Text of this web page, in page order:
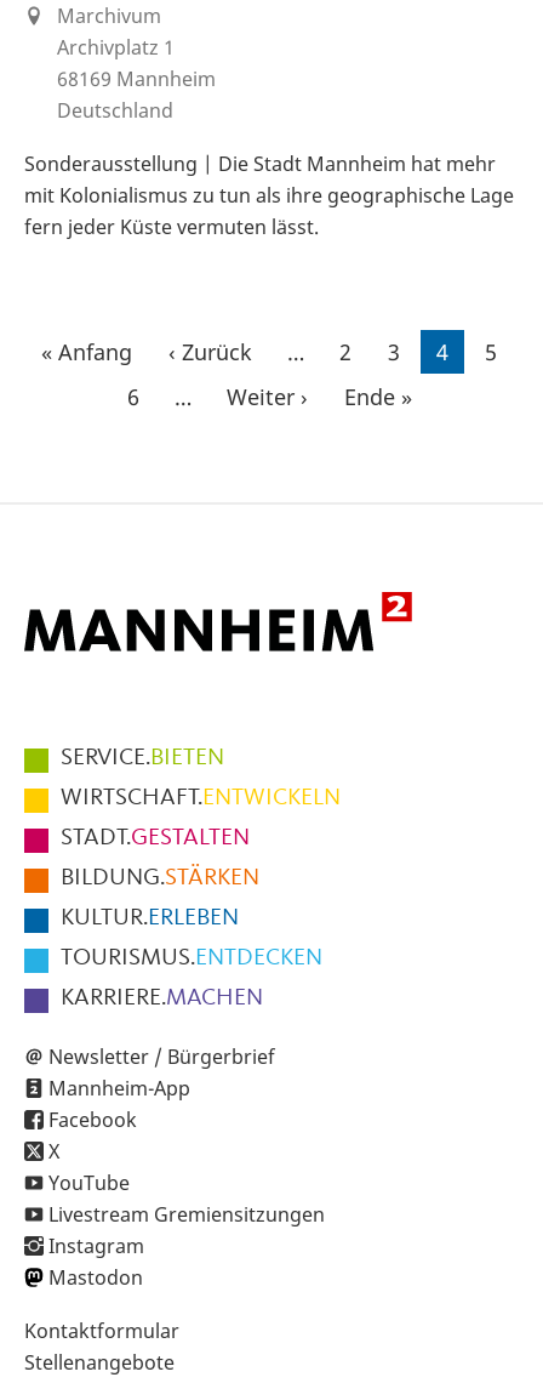
Marchivum
Archivplatz 1
68169 Mannheim
Deutschland
Sonderausstellung | Die Stadt Mannheim hat mehr
mit Kolonialismus zu tun als ihre geographische Lage
fern jeder Küste vermuten lässt.
Seitennummerierung
Erste
« Anfang
Vorherige
‹ Zurück … Seite
2 Seite
3
Aktuelle
4 Seite
5
Seite
6 …
Nächste
Weiter ›
Letzte
Ende »
Hauptmenüpunkte
im
Fußbereich
der
Seite
SERVICE.BIETEN
WIRTSCHAFT.ENTWICKELN
STADT.GESTALTEN
BILDUNG.STÄRKEN
KULTUR.ERLEBEN
TOURISMUS.ENTDECKEN
KARRIERE.MACHEN
Newsletter / Bürgerbrief
Mannheim-App
Facebook
X
YouTube
Livestream Gremiensitzungen
Instagram
Mastodon
Sekundärnavigation
im
Kontaktformular
Stellenangebote